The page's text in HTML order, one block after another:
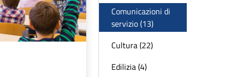
Comunicazioni di
servizio (13)
Cultura (22)
Edilizia (4)